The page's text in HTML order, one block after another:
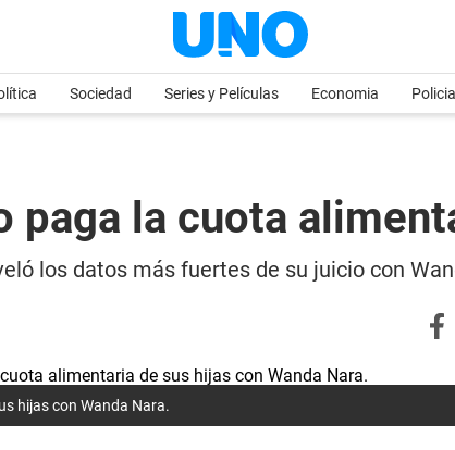
Sociedad Series y Películas Economia
paga la cuota
los datos más fuertes de su juicio con
hijas con Wanda Nara.